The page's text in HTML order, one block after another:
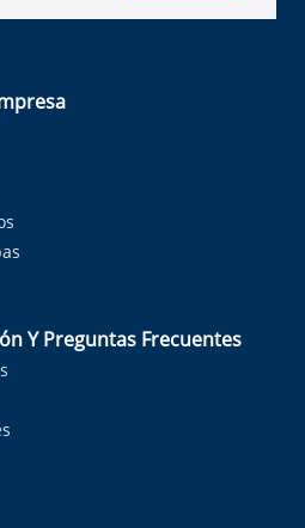
Y Preguntas Frecuentes